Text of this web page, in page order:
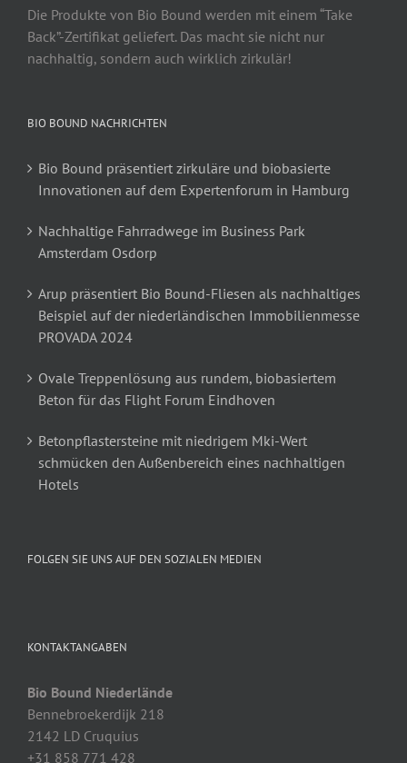
Die Produkte von Bio Bound werden mit einem “Take
Back”-Zertifikat geliefert. Das macht sie nicht nur
nachhaltig, sondern auch wirklich zirkulär!
BIO BOUND NACHRICHTEN
Bio Bound präsentiert zirkuläre und biobasierte
Innovationen auf dem Expertenforum in Hamburg
Nachhaltige Fahrradwege im Business Park
Amsterdam Osdorp
Arup präsentiert Bio Bound-Fliesen als nachhaltiges
Beispiel auf der niederländischen Immobilienmesse
PROVADA 2024
Ovale Treppenlösung aus rundem, biobasiertem
Beton für das Flight Forum Eindhoven
Betonpflastersteine mit niedrigem Mki-Wert
schmücken den Außenbereich eines nachhaltigen
Hotels
FOLGEN SIE UNS AUF DEN SOZIALEN MEDIEN
KONTAKTANGABEN
Bio Bound Niederlände
Bennebroekerdijk 218
2142 LD Cruquius
+31 858 771 428